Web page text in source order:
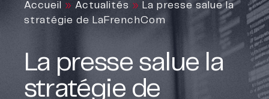
Accueil » Actualités » La presse salue la
stratégie de LaFrenchCom
La presse salue la
stratégie de